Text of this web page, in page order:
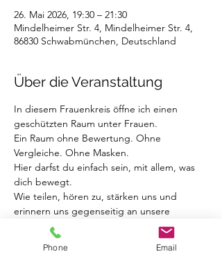
26. Mai 2026, 19:30 – 21:30
Mindelheimer Str. 4, Mindelheimer Str. 4,
86830 Schwabmünchen, Deutschland
Über die Veranstaltung
In diesem Frauenkreis öffne ich einen
geschützten Raum unter Frauen.
Ein Raum ohne Bewertung. Ohne
Vergleiche. Ohne Masken.
Hier darfst du einfach sein, mit allem, was
dich bewegt.
Wie teilen, hören zu, stärken uns und
erinnern uns gegenseitig an unsere
Weiblichkeit, Intuition und innere Weisheit.
Durch Reflexion, Rituale, Austausch und
achtsame Impulse entsteht etwas
Phone Email